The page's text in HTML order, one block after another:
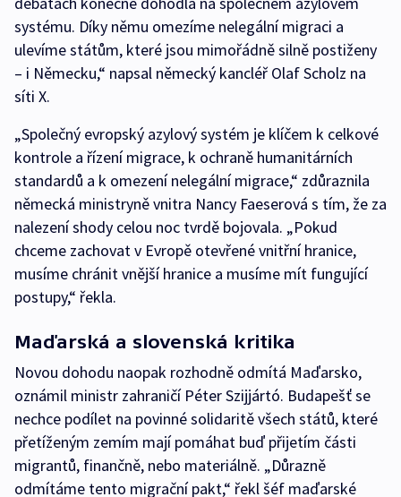
systému. Díky němu omezíme nelegální migraci a
ulevíme státům, které jsou mimořádně silně postiženy
– i Německu,“ napsal německý kancléř Olaf Scholz na
síti X.
„Společný evropský azylový systém je klíčem k celkové
kontrole a řízení migrace, k ochraně humanitárních
standardů a k omezení nelegální migrace,“ zdůraznila
německá ministryně vnitra Nancy Faeserová s tím, že za
nalezení shody celou noc tvrdě bojovala. „Pokud
chceme zachovat v Evropě otevřené vnitřní hranice,
musíme chránit vnější hranice a musíme mít fungující
postupy,“ řekla.
Maďarská a slovenská kritika
Novou dohodu naopak rozhodně odmítá Maďarsko,
oznámil ministr zahraničí Péter Szijjártó. Budapešť se
nechce podílet na povinné solidaritě všech států, které
přetíženým zemím mají pomáhat buď přijetím části
migrantů, finančně, nebo materiálně. „Důrazně
odmítáme tento migrační pakt,“ řekl šéf maďarské